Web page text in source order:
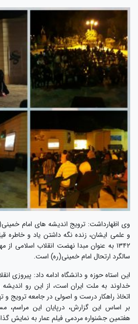
وی اظهارداشت: ترویج اندیشه های امام
۱۳۴۲ به عنوان مبدا نهضت انقلاب اسلامی
سالگرد ارتحال امام خمینی(ره) است.
این استاه حوزه و دانشگاه ادامه داد: پیروزی
خداوند به ملت ایران است، از این رو اندیشه
اتخاذ راهکار درست و اصولی در جامعه ترویج و
بر اساس این گزارش، درپایان این مراسم،
هفتمین جشنواره مردمی فیلم عمار به نمایش